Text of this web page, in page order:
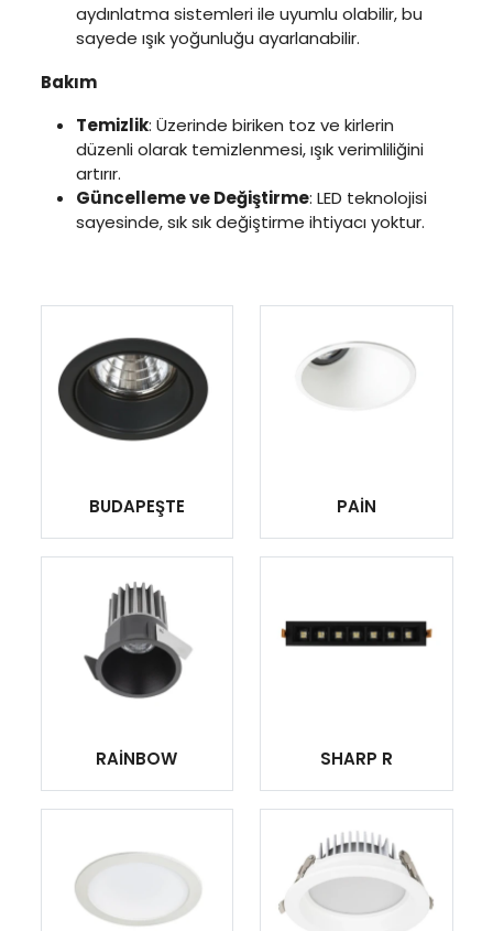
aydınlatma sistemleri ile uyumlu olabilir, bu
sayede ışık yoğunluğu ayarlanabilir.
Bakım
Temizlik: Üzerinde biriken toz ve kirlerin
düzenli olarak temizlenmesi, ışık verimliliğini
artırır.
Güncelleme ve Değiştirme: LED teknolojisi
sayesinde, sık sık değiştirme ihtiyacı yoktur.
BUDAPEŞTE PAİN
RAİNBOW SHARP R